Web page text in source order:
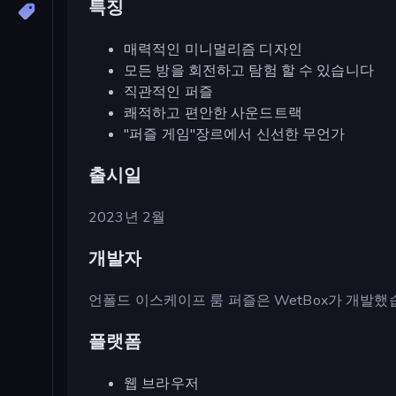
특징
매력적인 미니멀리즘 디자인
모든 방을 회전하고 탐험 할 수 있습니다
직관적인 퍼즐
쾌적하고 편안한 사운드트랙
"퍼즐 게임"장르에서 신선한 무언가
출시일
2023년 2월
개발자
언폴드 이스케이프 룸 퍼즐은 WetBox가 개발했
플랫폼
웹 브라우저